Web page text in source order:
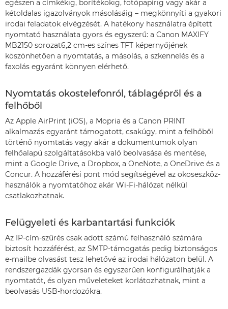
egészen a címkékig, borítékokig, fotópapírig vagy akár a
kétoldalas igazolványok másolásáig – megkönnyíti a gyakori
irodai feladatok elvégzését. A hatékony használatra épített
nyomtató használata gyors és egyszerű: a Canon MAXIFY
MB2150 sorozat6,2 cm-es színes TFT képernyőjének
köszönhetően a nyomtatás, a másolás, a szkennelés és a
faxolás egyaránt könnyen elérhető.
Nyomtatás okostelefonról, táblagépről és a
felhőből
Az Apple AirPrint (iOS), a Mopria és a Canon PRINT
alkalmazás egyaránt támogatott, csakúgy, mint a felhőből
történő nyomtatás vagy akár a dokumentumok olyan
felhőalapú szolgáltatásokba való beolvasása és mentése,
mint a Google Drive, a Dropbox, a OneNote, a OneDrive és a
Concur. A hozzáférési pont mód segítségével az okoseszköz-
használók a nyomtatóhoz akár Wi-Fi-hálózat nélkül
csatlakozhatnak.
Felügyeleti és karbantartási funkciók
Az IP-cím-szűrés csak adott számú felhasználó számára
biztosít hozzáférést, az SMTP-támogatás pedig biztonságos
e-mailbe olvasást tesz lehetővé az irodai hálózaton belül. A
rendszergazdák gyorsan és egyszerűen konfigurálhatják a
nyomtatót, és olyan műveleteket korlátozhatnak, mint a
beolvasás USB-hordozókra.